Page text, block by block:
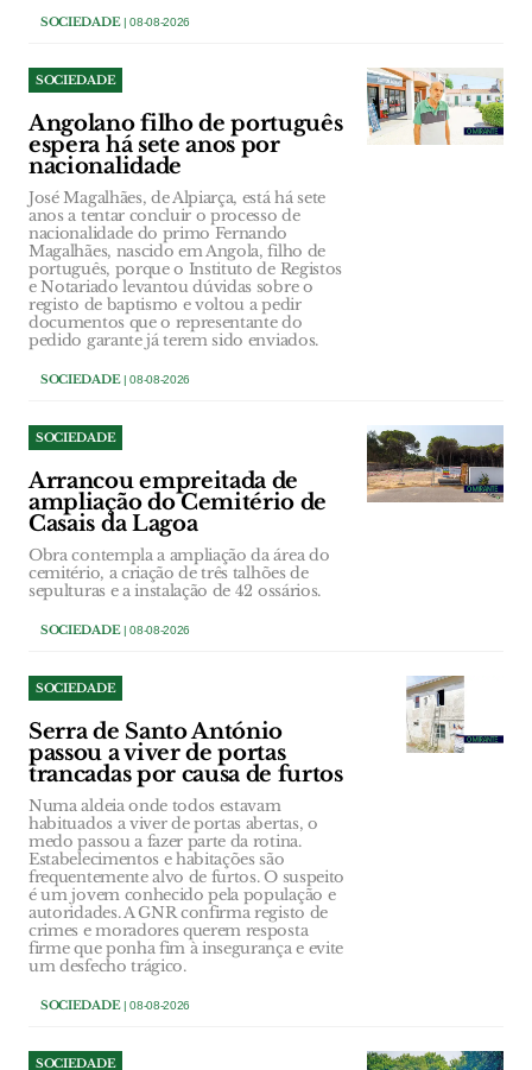
SOCIEDADE| 08-08-2026
SOCIEDADE
Angolano filho de português
espera há sete anos por
nacionalidade
José Magalhães, de Alpiarça, está há sete
anos a tentar concluir o processo de
nacionalidade do primo Fernando
Magalhães, nascido em Angola, filho de
português, porque o Instituto de Registos
e Notariado levantou dúvidas sobre o
registo de baptismo e voltou a pedir
documentos que o representante do
pedido garante já terem sido enviados.
SOCIEDADE| 08-08-2026
SOCIEDADE
Arrancou empreitada de
ampliação do Cemitério de
Casais da Lagoa
Obra contempla a ampliação da área do
cemitério, a criação de três talhões de
sepulturas e a instalação de 42 ossários.
SOCIEDADE| 08-08-2026
SOCIEDADE
Serra de Santo António
passou a viver de portas
trancadas por causa de furtos
Numa aldeia onde todos estavam
habituados a viver de portas abertas, o
medo passou a fazer parte da rotina.
Estabelecimentos e habitações são
frequentemente alvo de furtos. O suspeito
é um jovem conhecido pela população e
autoridades. A GNR confirma registo de
crimes e moradores querem resposta
firme que ponha fim à insegurança e evite
um desfecho trágico.
SOCIEDADE| 08-08-2026
SOCIEDADE